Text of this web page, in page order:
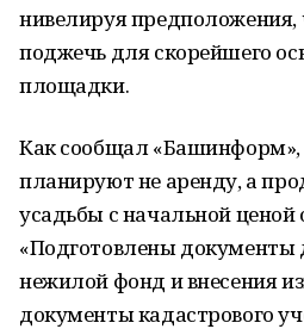
нивелируя
поджечь для скорейшего
площадки.
Как сообщал «Башинформ»,
планируют не аренду, а
усадьбы с начальной ценой
«Подготовлены документы
нежилой фонд и внесения
документы кадастрового